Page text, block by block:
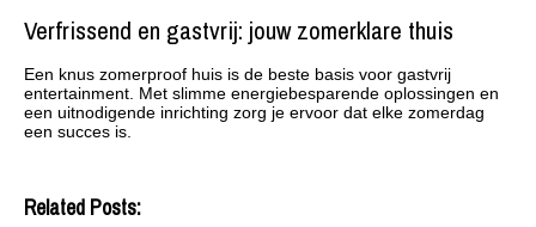
Verfrissend en gastvrij: jouw zomerklare thuis
Een knus zomerproof huis is de beste basis voor gastvrij
entertainment. Met slimme energiebesparende oplossingen en
een uitnodigende inrichting zorg je ervoor dat elke zomerdag
een succes is.
Related Posts: